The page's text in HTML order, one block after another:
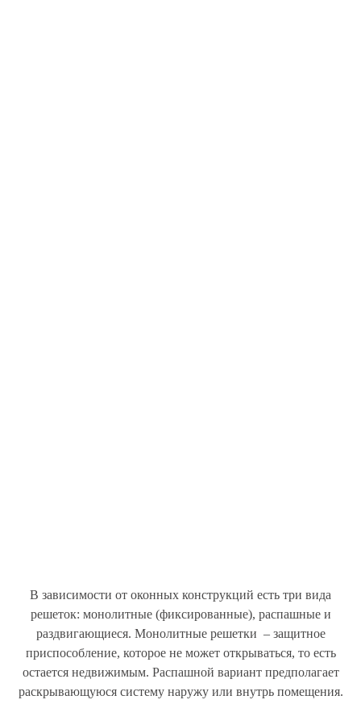
В зависимости от оконных конструкций есть три вида
решеток: монолитные (фиксированные), распашные и
раздвигающиеся. Монолитные решетки – защитное
приспособление, которое не может открываться, то есть
остается недвижимым. Распашной вариант предполагает
раскрывающуюся систему наружу или внутрь помещения.